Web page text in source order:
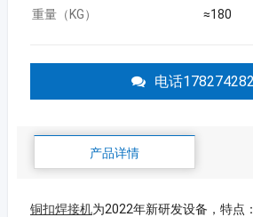
重量（KG）
≈180
电话
产品详情
铜扣焊接机为2022年新研发设备，特点